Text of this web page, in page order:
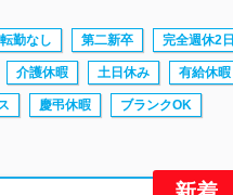
転勤なし 第二新卒 完全週休2日
介護休暇 土日休み 有給休暇
慶弔休暇 ブランクOK